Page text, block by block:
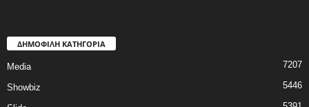
ΔΗΜΟΦΙΛΗ ΚΑΤΗΓΟΡΙΑ
Media 7207
Showbiz 5446